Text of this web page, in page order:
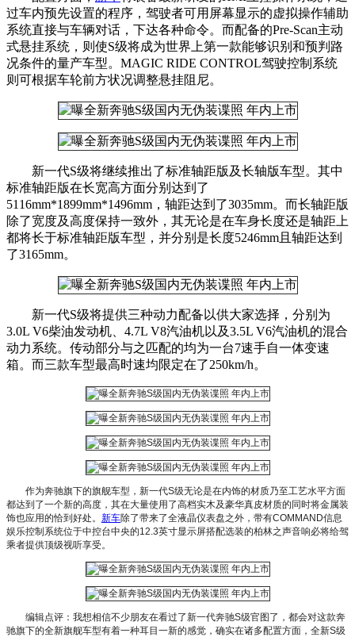
过车内预先设置的程序，驾驶者可用屏幕显示的虚拟操作辅助
系统直接与车辆对话，下达各种命令。而配备的Pre-Scan主动
式悬挂系统，则使S级将成为世界上第一款能够识别和预判路
况条件的量产车型。MAGIC RIDE CONTROL驾驶控制系统
则可根据车轮前方状况调整悬挂阻尼。
新一代S级将继续推出了标准轴距版及长轴版车型。其中
标准轴距版在长宽高方面分别达到了
5116mm*1899mm*1496mm，轴距达到了3035mm。而长轴距版
除了宽度及高度保持一致外，其无论是在车身长度还是轴距上
都将长于标准轴距版车型，并分别是长度5246mm且轴距达到
了3165mm。
新一代S级将提供三种动力配备以供大家选择，分别为
3.0L V6柴油发动机、4.7L V8汽油机以及3.5L V6汽油机的混合
动力系统。传动部分与之匹配的均为一台7速手自一体变速
箱。而三款车型最高时速均限定在了250km/h。
作为奔驰旗下的旗舰车型，新一代S级无论是在内饰的材质乃至工艺水平方面
都达到了一个新的高度，其在大量使用了高档实木及豪华真皮材质的同时将金属装
饰也应用的恰到好处。 新车除了带来了全液晶仪表盘之外，带有COMMAND信息
娱乐控制系统位于中控台中央的12.3英寸显示屏搭配选装的柏林之声音响必将给驾
乘者提供顶级视听享受。
编辑点评：我想相信不少朋友在看过了新一代奔驰S级官图了，都会对这款奔
驰旗下的全新旗舰车型有着一种耳目一新的感觉，确实在诸多配置方面，全新S级